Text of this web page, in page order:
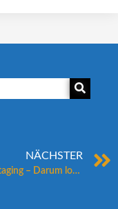
NÄCHSTER
Home Staging – Darum lohnt es sich beim Immobilienverkauf